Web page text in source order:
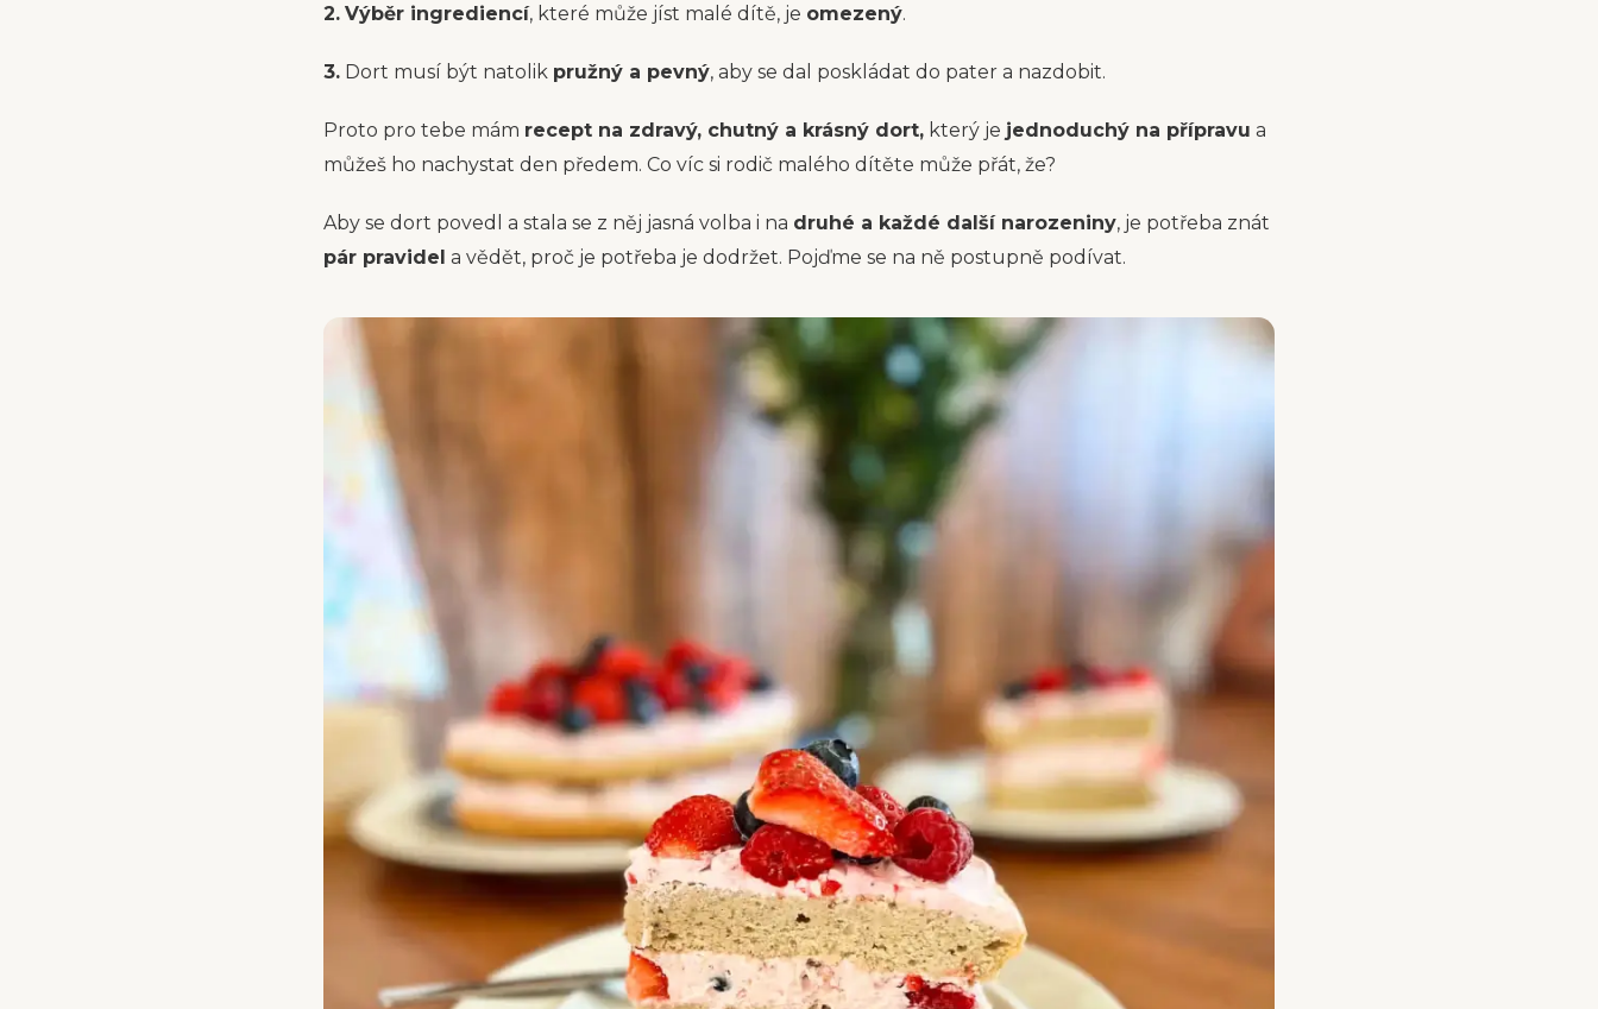
2. Výběr ingrediencí, které může jíst malé dítě, je omezený.
3. Dort musí být natolik pružný a pevný, aby se dal poskládat do pater a nazdobit.
Proto pro tebe mám recept na zdravý, chutný a krásný dort, který je jednoduchý na přípravu a
můžeš ho nachystat den předem. Co víc si rodič malého dítěte může přát, že?
Aby se dort povedl a stala se z něj jasná volba i na druhé a každé další narozeniny, je potřeba znát
pár pravidel a vědět, proč je potřeba je dodržet. Pojďme se na ně postupně podívat.